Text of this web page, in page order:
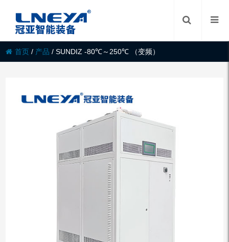
首页 / 产品 /SUNDIZ -80℃～250℃ （变频）